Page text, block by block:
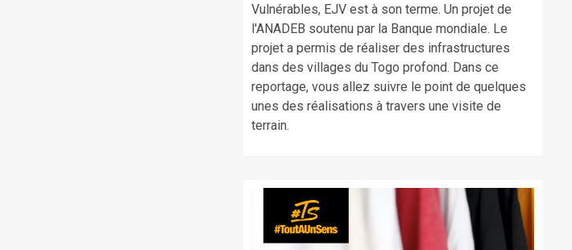
Vulnérables, EJV est à son terme. Un projet de
l'ANADEB soutenu par la Banque mondiale. Le
projet a permis de réaliser des infrastructures
dans des villages du Togo profond. Dans ce
reportage, vous allez suivre le point de quelques
unes des réalisations à travers une visite de
terrain.